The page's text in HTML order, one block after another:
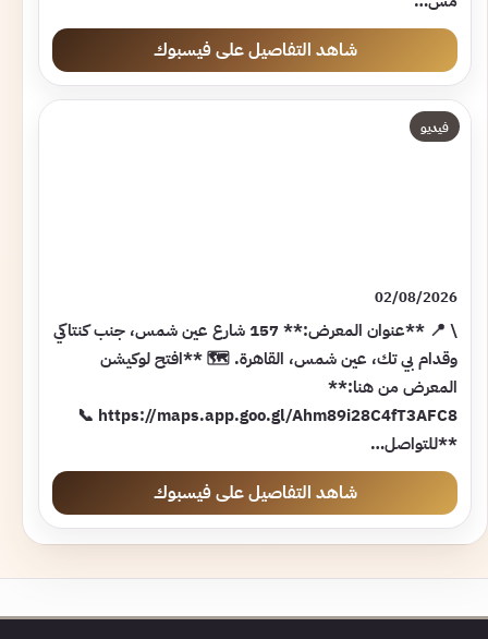
شاهد التفاصيل على فيسبوك
فيديو
02/08/2026
\ 📍 **عنوان المعرض:** 157 شارع عين شمس، جنب كنتاكي
وقدام بي تك، عين شمس، القاهرة. 🗺️ **افتح لوكيشن
المعرض من هنا:**
https://maps.app.goo.gl/Ahm89i28C4fT3AFC8 📞
**للتواصل…
شاهد التفاصيل على فيسبوك